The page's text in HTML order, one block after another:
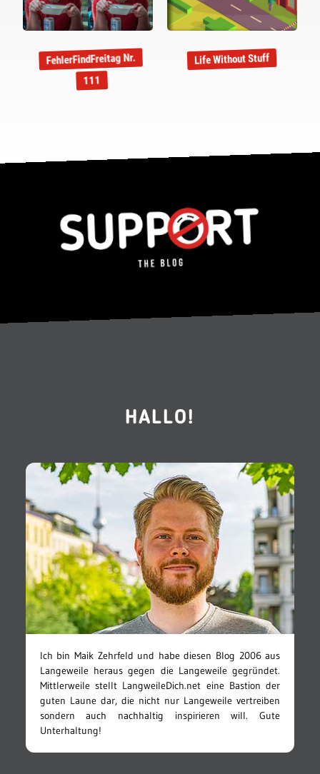
FehlerFindFreitag Nr.
111
Life Without Stuff
HALLO!
Ich bin Maik Zehrfeld und habe diesen Blog 2006 aus
Langeweile heraus gegen die Langeweile gegründet.
Mittlerweile stellt LangweileDich.net eine Bastion der
guten Laune dar, die nicht nur Langeweile vertreiben
sondern auch nachhaltig inspirieren will. Gute
Unterhaltung!